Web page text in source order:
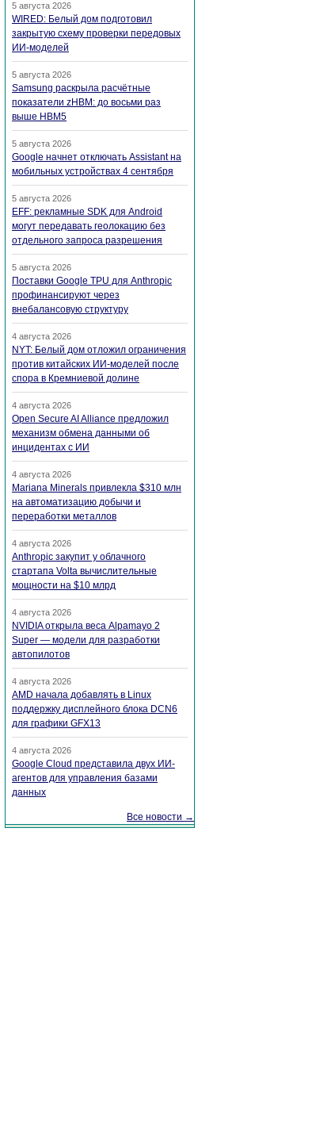
5 августа 2026
WIRED: Белый дом подготовил
закрытую схему проверки передовых
ИИ-моделей
5 августа 2026
Samsung раскрыла расчётные
показатели zHBM: до восьми раз
выше HBM5
5 августа 2026
Google начнет отключать Assistant на
мобильных устройствах 4 сентября
5 августа 2026
EFF: рекламные SDK для Android
могут передавать геолокацию без
отдельного запроса разрешения
5 августа 2026
Поставки Google TPU для Anthropic
профинансируют через
внебалансовую структуру
4 августа 2026
NYT: Белый дом отложил ограничения
против китайских ИИ-моделей после
спора в Кремниевой долине
4 августа 2026
Open Secure AI Alliance предложил
механизм обмена данными об
инцидентах с ИИ
4 августа 2026
Mariana Minerals привлекла $310 млн
на автоматизацию добычи и
переработки металлов
4 августа 2026
Anthropic закупит у облачного
стартапа Volta вычислительные
мощности на $10 млрд
4 августа 2026
NVIDIA открыла веса Alpamayo 2
Super — модели для разработки
автопилотов
4 августа 2026
AMD начала добавлять в Linux
поддержку дисплейного блока DCN6
для графики GFX13
4 августа 2026
Google Cloud представила двух ИИ-
агентов для управления базами
данных
Все новости →